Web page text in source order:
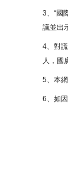
3、“國
議並出
4、對
人，國
5、本
6、如